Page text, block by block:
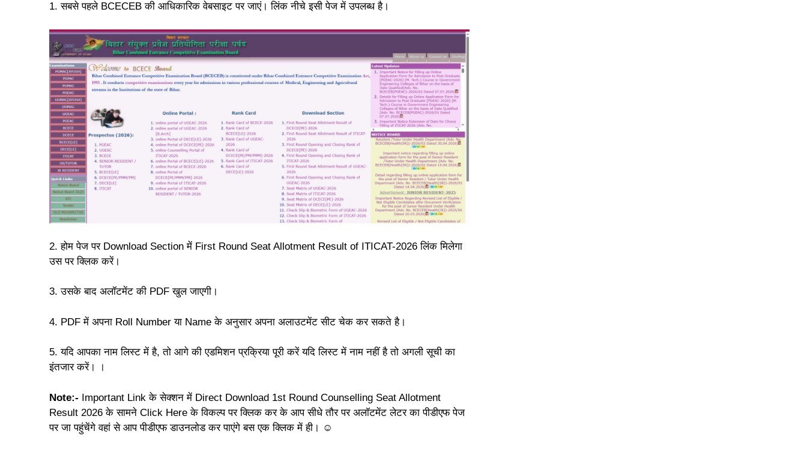
1. सबसे पहले BCECEB की आधिकारिक वेबसाइट पर जाएं। लिंक नीचे इसी पेज में उपलब्ध है।
2. होम पेज पर Download Section में First Round Seat Allotment Result of ITICAT-2026 लिंक मिलेगा
उस पर क्लिक करें।
3. उसके बाद अलॉटमेंट की PDF खुल जाएगी।
4. PDF में अपना Roll Number या Name के अनुसार अपना अलाउटमेंट सीट चेक कर सकते है।
5. यदि आपका नाम लिस्ट में है, तो आगे की एडमिशन प्रक्रिया पूरी करें यदि लिस्ट में नाम नहीं है तो अगली सूची का
इंतजार करें। ।
Note:- Important Link के सेक्शन में Direct Download 1st Round Counselling Seat Allotment
Result 2026 के सामने Click Here के विकल्प पर क्लिक कर के आप सीधे तौर पर अलॉटमेंट लेटर का पीडीएफ पेज
पर जा पहुंचेंगे वहां से आप पीडीएफ डाउनलोड कर पाएंगे बस एक क्लिक में ही। ☺️